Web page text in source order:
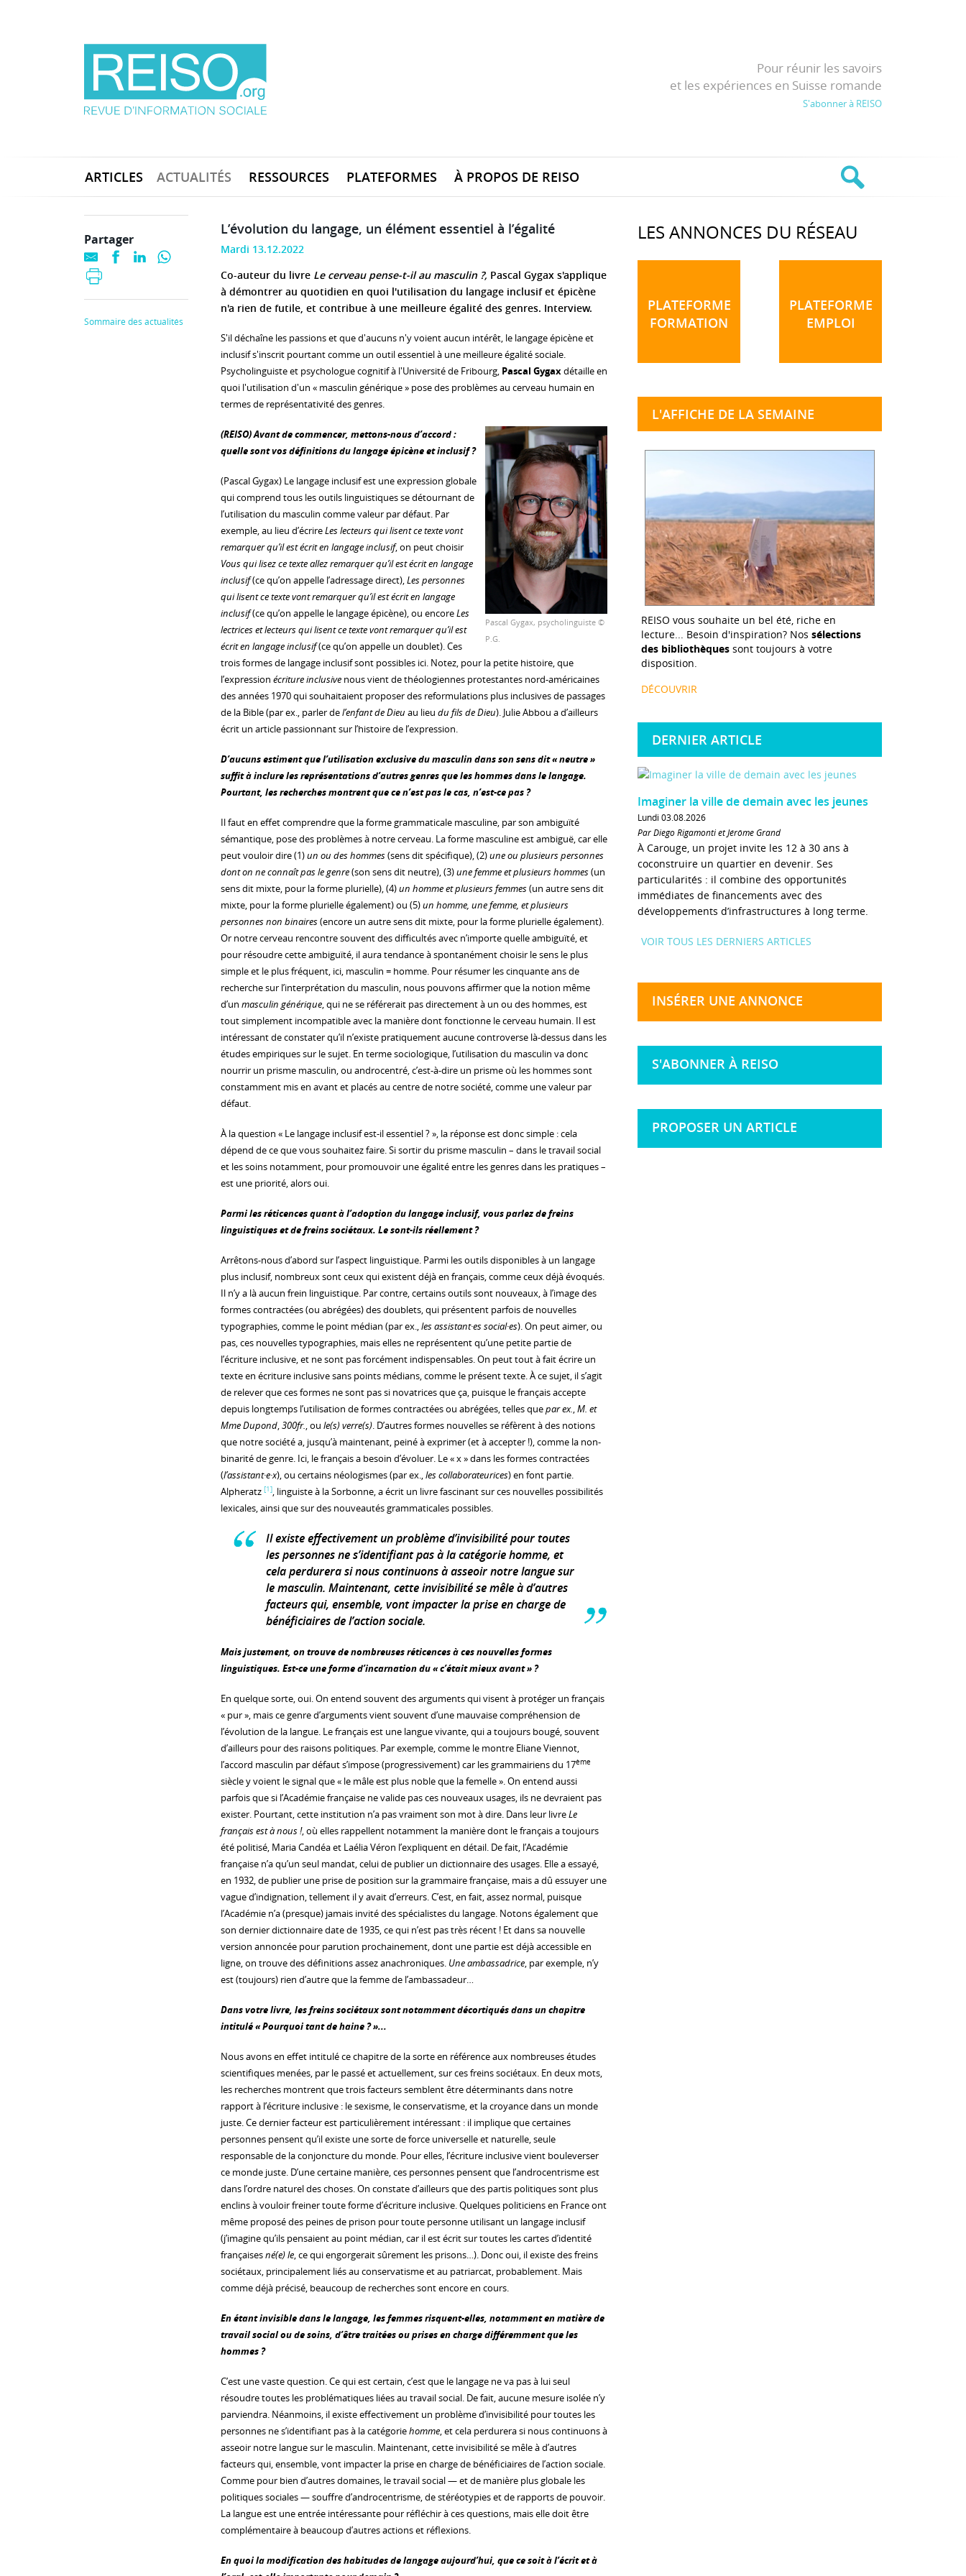
Pour réunir les savoirs
et les expériences en Suisse romande
S'abonner à REISO
ARTICLES ACTUALITÉS RESSOURCES PLATEFORMES À PROPOS DE REISO
L’évolution du langage, un élément essentiel à l’égalité
Mardi 13.12.2022
Co-auteur du livreLe cerveau pense-t-il au masculin ?, Pascal Gygax s'applique
à démontrer au quotidien en quoi l'utilisation du langage inclusif et épicène
n'a rien de futile, et contribue à une meilleure égalité des genres. Interview.
S'il déchaîne les passions et que d'aucuns n'y voient aucun intérêt, le langage épicène et
inclusif s'inscrit pourtant comme un outil essentiel à une meilleure égalité sociale.
Psycholinguiste et psychologue cognitif à l'Université de Fribourg, Pascal Gygaxdétaille en
quoi l'utilisation d'un « masculin générique » pose des problèmes au cerveau humain en
termes de représentativité des genres.
Pascal Gygax, psycholinguiste ©
P.G.
(REISO) Avant de commencer, mettons-nous d’accord :
quelle sont vos définitions du langage épicène et inclusif ?
(Pascal Gygax) Le langage inclusif est une expression globale
qui comprend tous les outils linguistiques se détournant de
l’utilisation du masculin comme valeur par défaut. Par
exemple, au lieu d’écrireLes lecteurs qui lisent ce texte vont
remarquer qu’il est écrit en langage inclusif, on peut choisir
Vous qui lisez ce texte allez remarquer qu’il est écrit en langage
inclusif(ce qu’on appelle l’adressage direct),Les personnes
qui lisent ce texte vont remarquer qu’il est écrit en langage
inclusif(ce qu’on appelle le langage épicène), ou encoreLes
lectrices et lecteurs qui lisent ce texte vont remarquer qu’il est
écrit en langage inclusif(ce qu’on appelle un doublet). Ces
trois formes de langage inclusif sont possibles ici. Notez, pour la petite histoire, que
l’expression écriture inclusive nous vient de théologiennes protestantes nord-américaines
des années 1970 qui souhaitaient proposer des reformulations plus inclusives de passages
de la Bible (par ex., parler del’enfant de Dieu au lieu du fils de Dieu). Julie Abbou a d’ailleurs
écrit un article passionnant sur l’histoire de l’expression.
D’aucuns estiment que l’utilisation exclusive du masculin dans son sens dit « neutre »
suffit à inclure les représentations d’autres genres que les hommes dans le langage.
Pourtant, les recherches montrent que ce n’est pas le cas, n’est-ce pas ?
Il faut en effet comprendre que la forme grammaticale masculine, par son ambiguïté
sémantique, pose des problèmes à notre cerveau. La forme masculine est ambiguë, car elle
peut vouloir dire (1)un ou des hommes(sens dit spécifique), (2)une ou plusieurs personnes
dont on ne connaît pas le genre(son sens dit neutre), (3)une femme et plusieurs hommes(un
sens dit mixte, pour la forme plurielle), (4)un homme et plusieurs femmes(un autre sens dit
mixte, pour la forme plurielle également) ou (5)un homme, une femme, et plusieurs
personnes non binaires(encore un autre sens dit mixte, pour la forme plurielle également).
Or notre cerveau rencontre souvent des difficultés avec n’importe quelle ambiguïté, et
pour résoudre cette ambiguïté, il aura tendance à spontanément choisir le sens le plus
simple et le plus fréquent, ici, masculin = homme. Pour résumer les cinquante ans de
recherche sur l’interprétation du masculin, nous pouvons affirmer que la notion même
d’un masculin générique, qui ne se référerait pas directement à un ou des hommes, est
tout simplement incompatible avec la manière dont fonctionne le cerveau humain. Il est
intéressant de constater qu’il n’existe pratiquement aucune controverse là-dessus dans les
études empiriques sur le sujet. En terme sociologique, l’utilisation du masculin va donc
nourrir un prisme masculin, ou androcentré, c’est-à-dire un prisme où les hommes sont
constamment mis en avant et placés au centre de notre société, comme une valeur par
défaut.
À la question « Le langage inclusif est-il essentiel ? », la réponse est donc simple : cela
dépend de ce que vous souhaitez faire. Si sortir du prisme masculin – dans le travail social
et les soins notamment, pour promouvoir une égalité entre les genres dans les pratiques –
est une priorité, alors oui.
Parmi les réticences quant à l’adoption du langage inclusif, vous parlez de freins
linguistiques et de freins sociétaux. Le sont-ils réellement ?
Arrêtons-nous d’abord sur l’aspect linguistique. Parmi les outils disponibles à un langage
plus inclusif, nombreux sont ceux qui existent déjà en français, comme ceux déjà évoqués.
Il n’y a là aucun frein linguistique. Par contre, certains outils sont nouveaux, à l’image des
formes contractées (ou abrégées) des doublets, qui présentent parfois de nouvelles
typographies, comme le point médian (par ex.,les assistant·es social·es). On peut aimer, ou
pas, ces nouvelles typographies, mais elles ne représentent qu’une petite partie de
l’écriture inclusive, et ne sont pas forcément indispensables. On peut tout à fait écrire un
texte en écriture inclusive sans points médians, comme le présent texte. À ce sujet, il s’agit
de relever que ces formes ne sont pas si novatrices que ça, puisque le français accepte
depuis longtemps l’utilisation de formes contractées ou abrégées, telles quepar ex.,M. et
Mme Dupond,300fr., ou le(s) verre(s). D’autres formes nouvelles se réfèrent à des notions
que notre société a, jusqu’à maintenant, peiné à exprimer (et à accepter !), comme la non-
binarité de genre. Ici, le français a besoin d’évoluer. Le « x » dans les formes contractées
(l’assistant·e·x), ou certains néologismes (par ex.,les collaborateurices) en font partie.
Alpheratz [1], linguiste à la Sorbonne, a écrit un livre fascinant sur ces nouvelles possibilités
lexicales, ainsi que sur des nouveautés grammaticales possibles.
Il existe effectivement un problème d’invisibilité pour toutes
les personnes ne s’identifiant pas à la catégorie homme, et
cela perdurera si nous continuons à asseoir notre langue sur
le masculin. Maintenant, cette invisibilité se mêle à d’autres
facteurs qui, ensemble, vont impacter la prise en charge de
bénéficiaires de l’action sociale.
Mais justement, on trouve de nombreuses réticences à ces nouvelles formes
linguistiques. Est-ce une forme d’incarnation du « c’était mieux avant » ?
En quelque sorte, oui. On entend souvent des arguments qui visent à protéger un français
« pur », mais ce genre d’arguments vient souvent d’une mauvaise compréhension de
l’évolution de la langue. Le français est une langue vivante, qui a toujours bougé, souvent
d’ailleurs pour des raisons politiques. Par exemple, comme le montre Eliane Viennot,
l’accord masculin par défaut s’impose (progressivement) car les grammairiens du 17ème
siècle y voient le signal que « le mâle est plus noble que la femelle ». On entend aussi
parfois que si l’Académie française ne valide pas ces nouveaux usages, ils ne devraient pas
exister. Pourtant, cette institution n’a pas vraiment son mot à dire. Dans leur livreLe
français est à nous !, où elles rappellent notamment la manière dont le français a toujours
été politisé, Maria Candéa et Laélia Véron l’expliquent en détail. De fait, l’Académie
française n’a qu’un seul mandat, celui de publier un dictionnaire des usages. Elle a essayé,
en 1932, de publier une prise de position sur la grammaire française, mais a dû essuyer une
vague d’indignation, tellement il y avait d’erreurs. C’est, en fait, assez normal, puisque
l’Académie n’a (presque) jamais invité des spécialistes du langage. Notons également que
son dernier dictionnaire date de 1935, ce qui n’est pas très récent ! Et dans sa nouvelle
version annoncée pour parution prochainement, dont une partie est déjà accessible en
ligne, on trouve des définitions assez anachroniques. Une ambassadrice, par exemple, n’y
est (toujours) rien d’autre que la femme de l’ambassadeur…
Dans votre livre, les freins sociétaux sont notamment décortiqués dans un chapitre
intitulé « Pourquoi tant de haine ? »...
Nous avons en effet intitulé ce chapitre de la sorte en référence aux nombreuses études
scientifiques menées, par le passé et actuellement, sur ces freins sociétaux. En deux mots,
les recherches montrent que trois facteurs semblent être déterminants dans notre
rapport à l’écriture inclusive : le sexisme, le conservatisme, et la croyance dans un monde
juste. Ce dernier facteur est particulièrement intéressant : il implique que certaines
personnes pensent qu’il existe une sorte de force universelle et naturelle, seule
responsable de la conjoncture du monde. Pour elles, l’écriture inclusive vient bouleverser
ce monde juste. D’une certaine manière, ces personnes pensent que l’androcentrisme est
dans l’ordre naturel des choses. On constate d’ailleurs que des partis politiques sont plus
enclins à vouloir freiner toute forme d’écriture inclusive. Quelques politiciens en France ont
même proposé des peines de prison pour toute personne utilisant un langage inclusif
(j’imagine qu’ils pensaient au point médian, car il est écrit sur toutes les cartes d’identité
françaisesné(e) le, ce qui engorgerait sûrement les prisons…). Donc oui, il existe des freins
sociétaux, principalement liés au conservatisme et au patriarcat, probablement. Mais
comme déjà précisé, beaucoup de recherches sont encore en cours.
En étant invisible dans le langage, les femmes risquent-elles, notamment en matière de
travail social ou de soins, d’être traitées ou prises en charge différemment que les
hommes ?
C’est une vaste question. Ce qui est certain, c’est que le langage ne va pas à lui seul
résoudre toutes les problématiques liées au travail social. De fait, aucune mesure isolée n’y
parviendra. Néanmoins, il existe effectivement un problème d’invisibilité pour toutes les
personnes ne s’identifiant pas à la catégoriehomme, et cela perdurera si nous continuons à
asseoir notre langue sur le masculin. Maintenant, cette invisibilité se mêle à d’autres
facteurs qui, ensemble, vont impacter la prise en charge de bénéficiaires de l’action sociale.
Comme pour bien d’autres domaines, le travail social — et de manière plus globale les
politiques sociales — souffre d’androcentrisme, de stéréotypies et de rapports de pouvoir.
La langue est une entrée intéressante pour réfléchir à ces questions, mais elle doit être
complémentaire à beaucoup d’autres actions et réflexions.
En quoi la modification des habitudes de langage aujourd’hui, que ce soit à l’écrit et à
Partager
Sommaire des actualités
LES ANNONCES DU RÉSEAU
PLATEFORME
FORMATION
PLATEFORME
EMPLOI
L'AFFICHE DE LA SEMAINE
REISO vous souhaite un bel été, riche en
lecture... Besoin d'inspiration? Nos sélections
des bibliothèques sont toujours à votre
disposition.
DÉCOUVRIR
DERNIER ARTICLE
Imaginer la ville de demain avec les jeunes
Lundi 03.08.2026
Par Diego Rigamonti et Jérôme Grand
À Carouge, un projet invite les 12 à 30 ans à
coconstruire un quartier en devenir. Ses
particularités : il combine des opportunités
immédiates de financements avec des
développements d’infrastructures à long terme.
VOIR TOUS LES DERNIERS ARTICLES
INSÉRER UNE ANNONCE
S'ABONNER À REISO
PROPOSER UN ARTICLE